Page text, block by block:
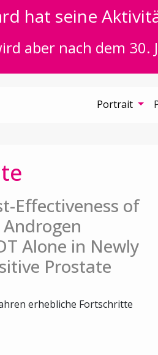
hat seine
aber nach dem
Portrait
Effectiveness of
Alone in Newly
Prostate
erhebliche Fortschritte